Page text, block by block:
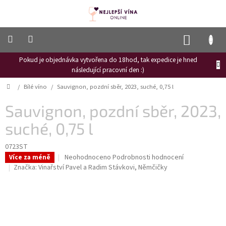
Pokud je objednávka vytvořena do 18hod, tak expedice je hned
následující pracovní den :)
Frizzante
Růžové
víno
Hroznový
mošt
Naši
vinaři
Vinné
novinky
Domů
/ Bílé víno / Sauvignon, pozdní sběr, 2023, suché, 0,75 l
Sauvignon, pozdní sběr, 2023,
suché, 0,75 l
0723ST
Více za méně
Průměrné
hodnocení
Neohodnoceno Podrobnosti hodnocení
Značka: Vinařství Pavel a Radim Stávkovi, Němčičky